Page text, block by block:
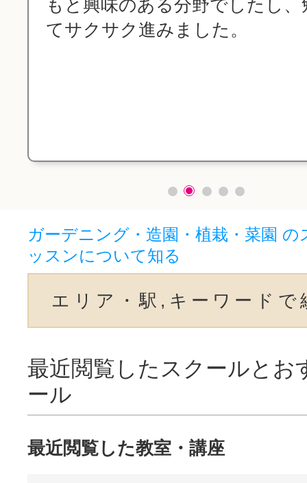
もと興味のある分野でしたし
てサクサク進みました。
ガーデニング・造園・植栽・菜園 の
ッスンについて知る
エリア・駅,キーワードで
最近閲覧したスクールとお
ール
最近閲覧した教室・講座